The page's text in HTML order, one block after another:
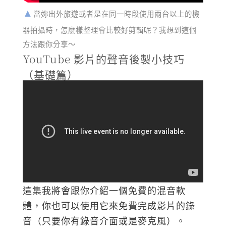
當妳出外旅遊或者是在同一時段使用兩台以上的機
器拍攝時，怎麼樣整理會比較好剪輯呢？我想到這個
方法跟你分享～
YouTube 影片的聲音後製小技巧
（基礎篇）
這集我將會跟你介紹一個免費的混音軟
體，你也可以使用它來免費完成影片的錄
音（只要你有錄音介面或是麥克風）。